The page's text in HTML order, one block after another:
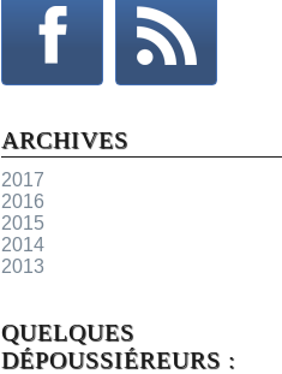
ARCHIVES
2017
2016
2015
2014
2013
QUELQUES
DÉPOUSSIÉREURS :